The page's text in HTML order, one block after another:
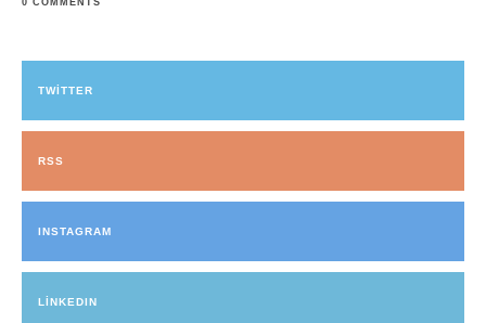
0 COMMENTS
TWITTER
RSS
INSTAGRAM
LINKEDIN